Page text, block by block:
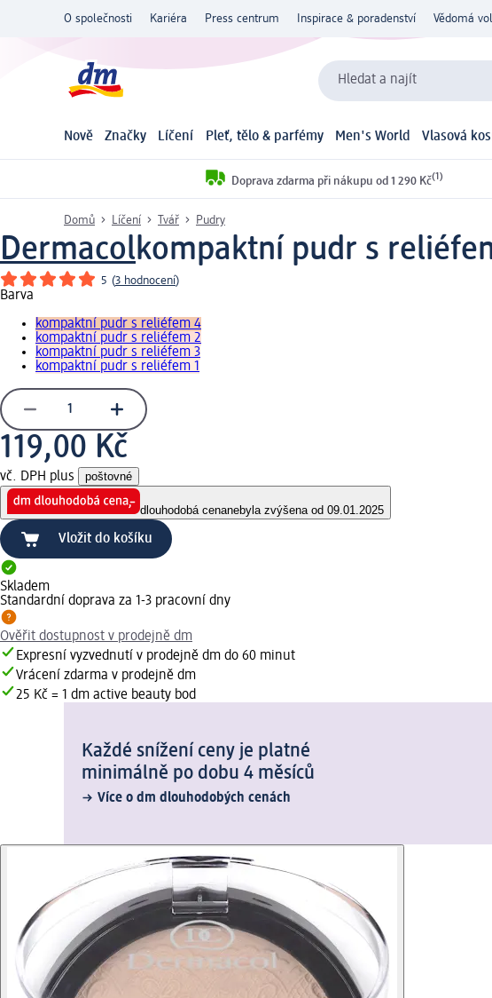
O společnosti Kariéra Press centrum Inspirace & poradenství Vědomá
Hledat a najít
Nově Značky Líčení Pleť, tělo & parfémy Men's World Vlasová
Doprava zdarma při nákupu od 1 290 Kč(1)
Domů Líčení Tvář Pudry
Dermacolkompaktní pudr s
5 (3 hodnocení)
Barva
kompaktní pudr s reliéfem 4
kompaktní pudr s reliéfem 2
kompaktní pudr s reliéfem 3
kompaktní pudr s reliéfem 1
119,00 Kč
vč. DPH plus poštovné
dlouhodobá cenanebyla zvýšena od 09.01.2025
Vložit do košíku
Skladem
Standardní doprava za 1-3 pracovní dny
Ověřit dostupnost v prodejně dm
Expresní vyzvednutí v prodejně dm do 60 minut
Vrácení zdarma v prodejně dm
25 Kč = 1 dm active beauty bod
Každé snížení ceny je platné
minimálně po dobu 4 měsíců
Více o dm dlouhodobých cenách